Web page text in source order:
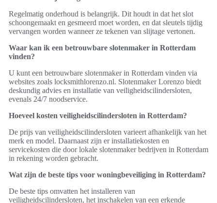
Regelmatig onderhoud is belangrijk. Dit houdt in dat het slot
schoongemaakt en gesmeerd moet worden, en dat sleutels tijdig
vervangen worden wanneer ze tekenen van slijtage vertonen.
Waar kan ik een betrouwbare slotenmaker in Rotterdam
vinden?
U kunt een betrouwbare slotenmaker in Rotterdam vinden via
websites zoals locksmithlorenzo.nl. Slotenmaker Lorenzo biedt
deskundig advies en installatie van veiligheidscilindersloten,
evenals 24/7 noodservice.
Hoeveel kosten veiligheidscilindersloten in Rotterdam?
De prijs van veiligheidscilindersloten varieert afhankelijk van het
merk en model. Daarnaast zijn er installatiekosten en
servicekosten die door lokale slotenmaker bedrijven in Rotterdam
in rekening worden gebracht.
Wat zijn de beste tips voor woningbeveiliging in Rotterdam?
De beste tips omvatten het installeren van
veiligheidscilindersloten, het inschakelen van een erkende